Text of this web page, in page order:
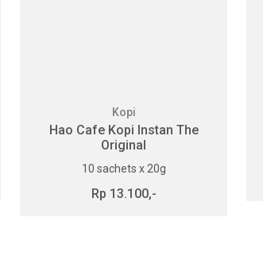
Kopi
Hao Cafe Kopi Instan The
Original
10 sachets x 20g
Rp 13.100,-